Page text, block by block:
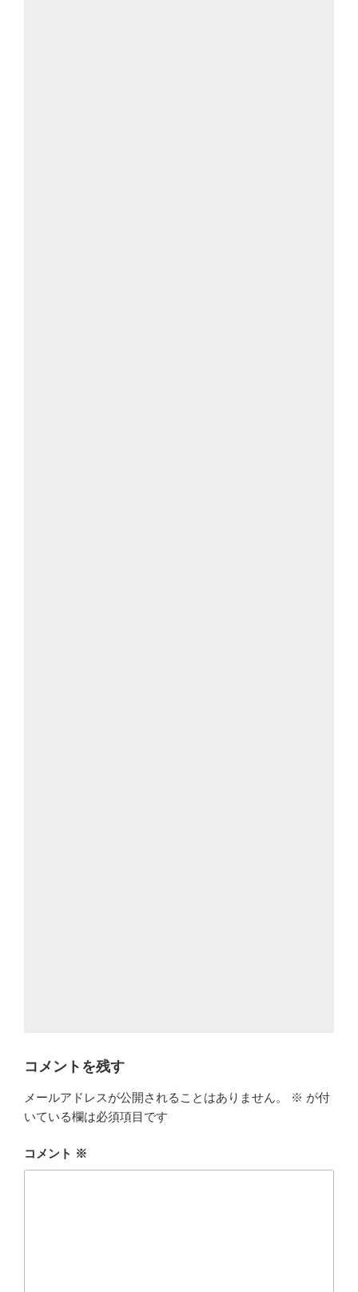
コメントを残す
メールアドレスが公開されることはありません。 ※ が付
いている欄は必須項目です
コメント ※